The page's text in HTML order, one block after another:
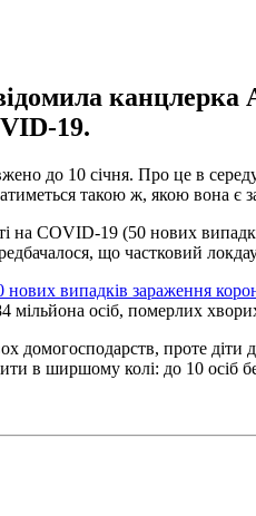
канцлерка
19.
до 10 січня. Про це в
такою ж, якою вона є
на COVID-19 (50 нових
що частковий
нових випадків зараження
мільйона осіб, померлих
домогосподарств, проте
в ширшому колі: до 10 осіб